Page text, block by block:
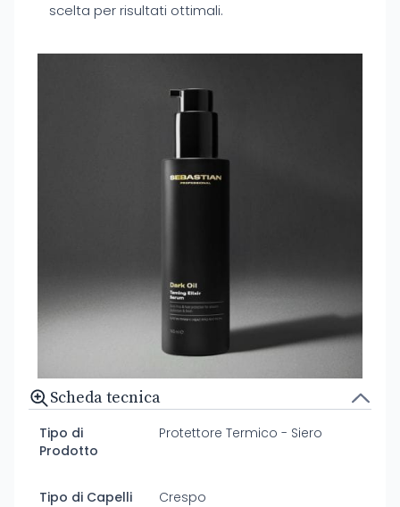
scelta per risultati ottimali.
Scheda tecnica
Tipo di
Prodotto
Protettore Termico - Siero
Tipo di Capelli Crespo